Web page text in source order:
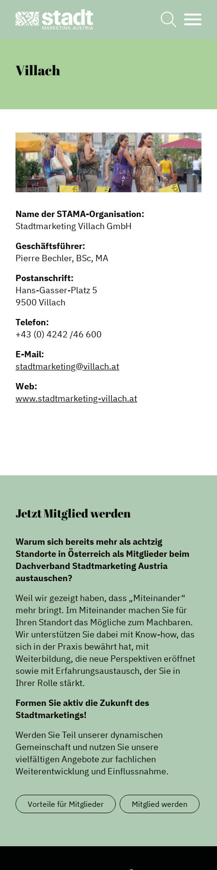
Dachverband
Geschichte des Dachverbandes
Mitglieder
Stadtraumgestaltung
Contentmanagement
Datenmanagement
Serviceleistungen
Kooperationen
Service
Blog
Podcast
News
Informiert bleiben
Presse
Mosaik
Expertenwissen
Villach
Name der STAMA-Organisation:
Stadtmarketing Villach GmbH
Geschäftsführer:
Pierre Bechler, BSc, MA
Postanschrift:
Hans-Gasser-Platz 5
9500 Villach
Telefon:
+43 (0) 4242 /46 600
E-Mail:
stadtmarketing@villach.at
Web:
www.stadtmarketing-villach.at
Jetzt Mitglied werden
Warum sich bereits mehr als achtzig
Standorte in Österreich als Mitglieder beim
Dachverband Stadtmarketing Austria
austauschen?
Weil wir gezeigt haben, dass „Miteinander“
mehr bringt. Im Miteinander machen Sie für
Ihren Standort das Mögliche zum Machbaren.
Wir unterstützen Sie dabei mit Know-how, das
sich in der Praxis bewährt hat, mit
Weiterbildung, die neue Perspektiven eröffnet
sowie mit Erfahrungsaustausch, der Sie in
Ihrer Rolle stärkt.
Formen Sie aktiv die Zukunft des
Stadtmarketings!
Werden Sie Teil unserer dynamischen
Gemeinschaft und nutzen Sie unsere
vielfältigen Angebote zur fachlichen
Weiterentwicklung und Einflussnahme.
Vorteile für Mitglieder Mitglied werden